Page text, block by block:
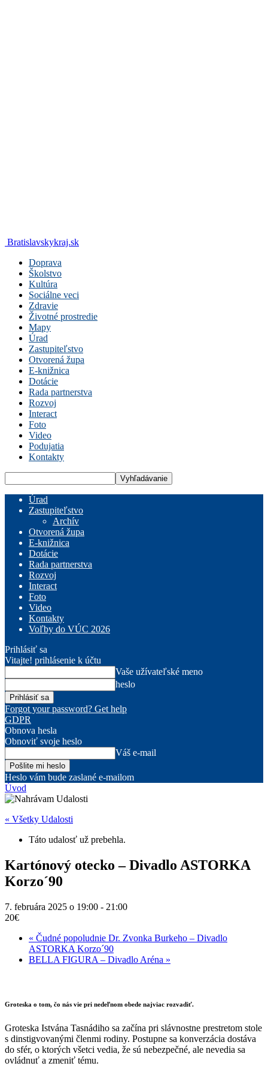
Bratislavskykraj.sk
Doprava
Školstvo
Kultúra
Sociálne veci
Zdravie
Životné prostredie
Mapy
Úrad
Zastupiteľstvo
Otvorená župa
E-knižnica
Dotácie
Rada partnerstva
Rozvoj
Interact
Foto
Video
Podujatia
Kontakty
Úrad
Zastupiteľstvo
Archív
Otvorená župa
E-knižnica
Dotácie
Rada partnerstva
Rozvoj
Interact
Foto
Video
Kontakty
Voľby do VÚC 2026
Prihlásiť sa
Vitajte! prihlásenie k účtu
Vaše užívateľské meno
heslo
Forgot your password? Get help
GDPR
Obnova hesla
Obnoviť svoje heslo
Váš e-mail
Heslo vám bude zaslané e-mailom
Úvod
« Všetky Udalosti
Táto udalosť už prebehla.
Kartónový otecko – Divadlo ASTORKA
Korzo´90
7. februára 2025 o 19:00 - 21:00
20€
« Čudné popoludnie Dr. Zvonka Burkeho – Divadlo
ASTORKA Korzo´90
BELLA FIGURA – Divadlo Aréna »
Groteska o tom, čo nás vie pri nedeľnom obede najviac rozvadiť.
Groteska Istvána Tasnádiho sa začína pri slávnostne prestretom stole
s dinstigvovanými členmi rodiny. Postupne sa konverzácia dostáva
do sfér, o ktorých všetci vedia, že sú nebezpečné, ale nevedia sa
ovládnuť a zmeniť tému.